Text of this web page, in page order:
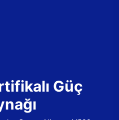
Güç